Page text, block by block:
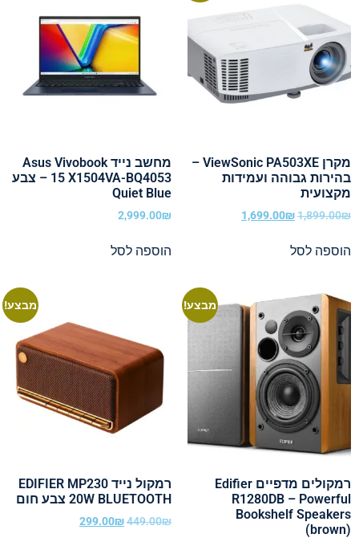
מקרן ViewSonic PA503XE –
בהירות גבוהה ועמידות
מקצועית
1,899.00₪
1,699.00₪
הוספה לסל
מחשב נייד Asus Vivobook
15 X1504VA-BQ4053 – צבע
Quiet Blue
2,999.00₪
הוספה לסל
מבצע!
רמקולים מדפיים Edifier
R1280DB – Powerful
Bookshelf Speakers
(brown)
מבצע!
רמקול נייד EDIFIER MP230
20W BLUETOOTH צבע חום
449.00₪
299.00₪